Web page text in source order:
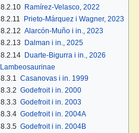
8.2.10 Ramírez-Velasco, 2022
8.2.11
Prieto-Márquez i Wagner, 2023
8.2.12 Alarcón-Muño i in., 2023
8.2.13
Dalman i in., 2025
8.2.14 Duarte-Bigurra i in., 2026
Lambeosaurinae
8.3.1
Casanovas i in. 1999
8.3.2 Godefroit i in. 2000
8.3.3 Godefroit i in. 2003
8.3.4 Godefroit i in. 2004A
8.3.5 Godefroit i in. 2004B